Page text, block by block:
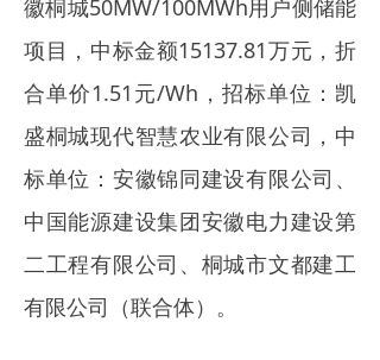
徽桐城50MW/100MWh用户侧储能
项目，中标金额15137.81万元，折
合单价1.51元/Wh，招标单位：凯
盛桐城现代智慧农业有限公司，中
标单位：安徽锦同建设有限公司、
中国能源建设集团安徽电力建设第
二工程有限公司、桐城市文都建工
有限公司（联合体）。